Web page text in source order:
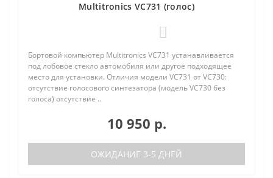
Multitronics VC731 (голос)
Бортовой компьютер Multitronics VC731 устанавливается
под лобовое стекло автомобиля или другое подходящее
место для установки. Отличия модели VC731 от VC730:
отсутствие голосового синтезатора (модель VC730 без
голоса) отсутствие ..
10 950 р.
ОЖИДАНИЕ 3-5 ДНЕЙ